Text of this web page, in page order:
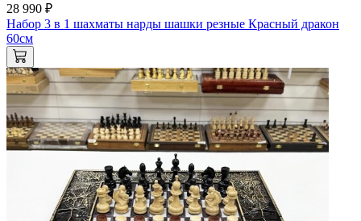
28 990 ₽
Набор 3 в 1 шахматы нарды шашки резные Красный дракон
60см